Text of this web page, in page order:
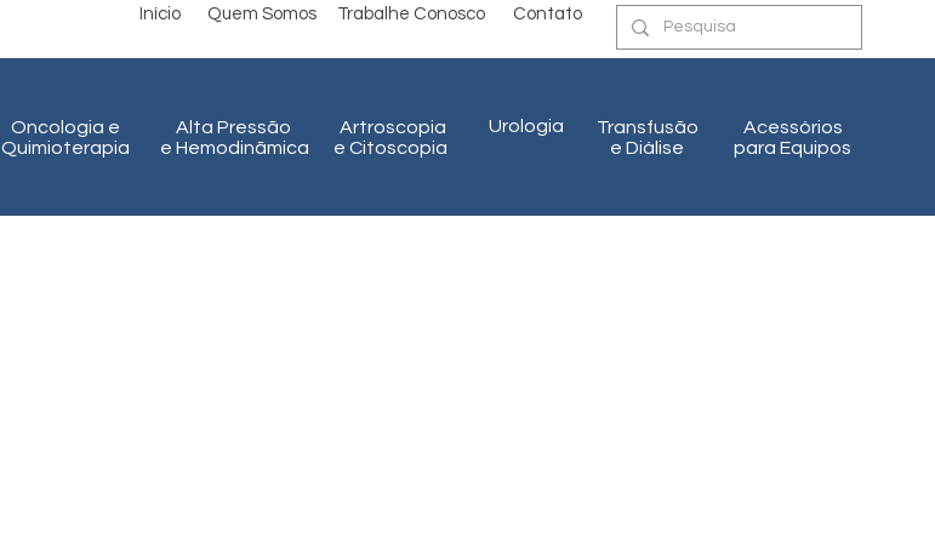
Início Quem Somos Trabalhe Conosco Contato
Oncologia e
Quimioterapia
Alta Pressão
e Hemodinãmica
Artroscopia
e Citoscopia
Urologia
Transfusão
e Diálise
Acessórios
para Equipos